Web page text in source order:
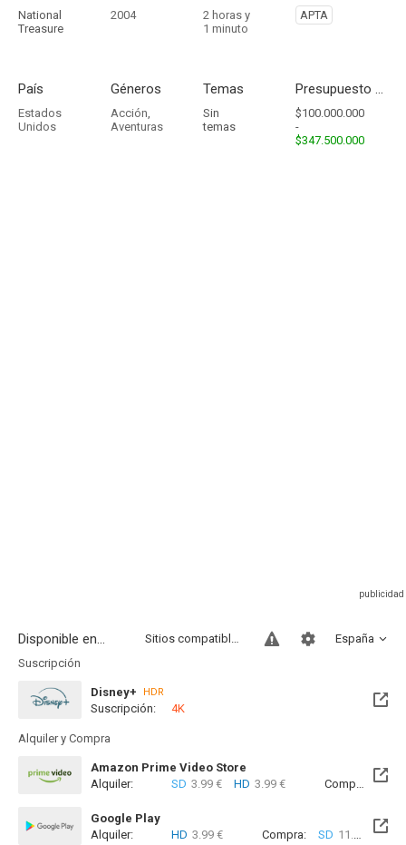
National
Treasure
2004
2 horas y
1 minuto
APTA
País
Estados
Unidos
Géneros
Acción,
Aventuras
Temas
Sin
temas
Presupuesto - Ingresos
$100.000.000
-
$347.500.000
Disponible en... España
Sitios compatibles
Suscripción
Disney+ HDR
Suscripción: 4K
Alquiler y Compra
Amazon Prime Video Store
Alquiler:
SD 3.99 € HD 3.99 € Compra: SD
Google Play
Alquiler:
HD 3.99 € Compra: SD 11.99 € HD